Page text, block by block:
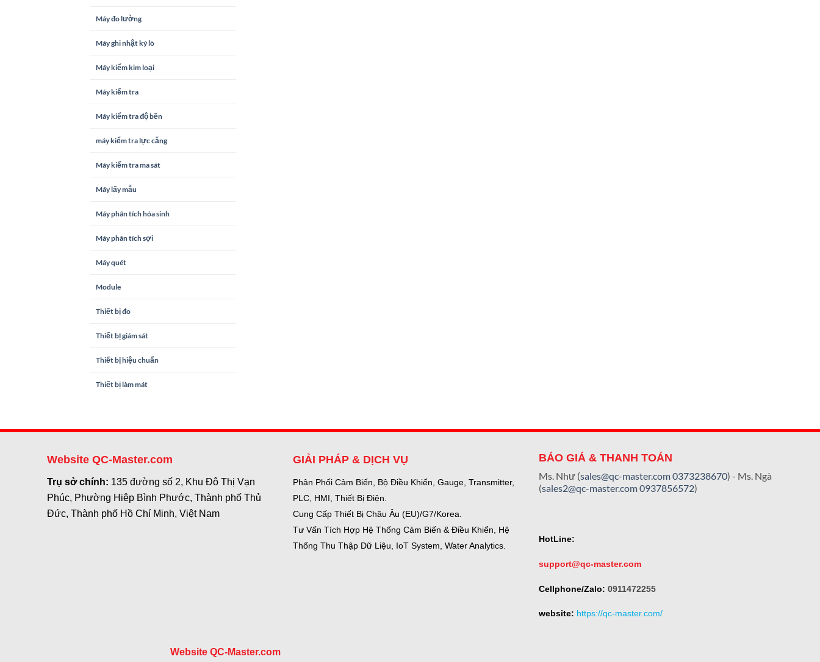
Máy đo lường
Máy ghi nhật ký lò
Máy kiểm kim loại
Máy kiểm tra
Máy kiểm tra độ bền
máy kiểm tra lực căng
Máy kiểm tra ma sát
Máy lấy mẫu
Máy phân tích hóa sinh
Máy phân tích sợi
Máy quét
Module
Thiết bị đo
Thiết bị giám sát
Thiết bị hiệu chuẩn
Thiết bị làm mát
Website QC-Master.com
Trụ sở chính: 135 đường số 2, Khu Đô Thị Vạn
Phúc, Phường Hiệp Bình Phước, Thành phố Thủ
Đức, Thành phố Hồ Chí Minh, Việt Nam
GIẢI PHÁP & DỊCH VỤ
Phân Phối Cảm Biến, Bộ Điều Khiển, Gauge, Transmitter,
PLC, HMI, Thiết Bị Điện.
Cung Cấp Thiết Bị Châu Âu (EU)/G7/Korea.
Tư Vấn Tích Hợp Hệ Thống Cảm Biến & Điều Khiển, Hệ
Thống Thu Thập Dữ Liệu, IoT System, Water Analytics.
BÁO GIÁ & THANH TOÁN
Ms. Như (sales@qc-master.com0373238670) - Ms. Ngà
(sales2@qc-master.com0937856572)
HotLine:
support@qc-master.com
Cellphone/Zalo: 0911472255
website: https://qc-master.com/
Website QC-Master.com